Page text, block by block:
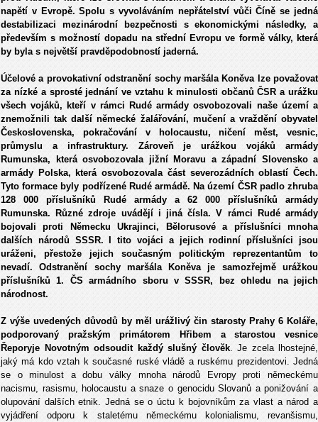
napětí v Evropě. Spolu s vyvoláváním nepřátelství vůči Číně se jedná
destabilizaci mezinárodní bezpečnosti s ekonomickými následky, a
především s možností dopadu na střední Evropu ve formě války, která
by byla s největší pravděpodobností jaderná.
Účelové a provokativní odstranění sochy maršála Koněva lze považovat
za nízké a sprosté jednání ve vztahu k minulosti občanů ČSR a urážku
všech vojáků, kteří v rámci Rudé armády osvobozovali naše území a
znemožnili tak další německé žalářování, mučení a vraždění obyvatel
Československa, pokračování v holocaustu, ničení měst, vesnic,
průmyslu a infrastruktury. Zároveň je urážkou vojáků armády
Rumunska, která osvobozovala jižní Moravu a západní Slovensko a
armády Polska, která osvobozovala část severozádních oblastí Čech.
Tyto formace byly podřízené Rudé armádě. Na území ČSR padlo zhruba
128 000 příslušníků Rudé armády a 62 000 příslušníků armády
Rumunska. Různé zdroje uvádějí i jiná čísla. V rámci Rudé armády
bojovali proti Německu Ukrajinci, Bělorusové a příslušníci mnoha
dalších národů SSSR. I tito vojáci a jejich rodinní příslušníci jsou
uráženi, přestože jejich současným politickým reprezentantům to
nevadí. Odstranění sochy maršála Koněva je samozřejmě urážkou
příslušníků 1. ČS armádního sboru v SSSR, bez ohledu na jejich
národnost.
Z výše uvedených důvodů by měl urážlivý čin starosty Prahy 6 Koláře,
podporovaný pražským primátorem Hřibem a starostou vesnice
Řeporyje Novotným odsoudit každý slušný člověk. Je zcela lhostejné,
jaký má kdo vztah k současné ruské vládě a ruskému prezidentovi. Jedná
se o minulost a dobu války mnoha národů Evropy proti německému
nacismu, rasismu, holocaustu a snaze o genocidu Slovanů a ponižování a
olupování dalších etnik. Jedná se o úctu k bojovníkům za vlast a národ a
vyjádření odporu k staletému německému kolonialismu, revanšismu,